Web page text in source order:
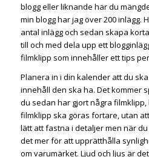
blogg eller liknande har du
min blogg har jag över 200 inlägg.
antal inlägg och sedan skapa
till och med dela upp ett
filmklipp som innehåller ett tips
Planera in i din kalender att du
innehåll den ska ha. Det kommer
du sedan har gjort några
filmklipp ska göras fortare, utan
lätt att fastna i detaljer men när
det mer för att upprätthålla
om varumärket. Ljud och ljus är